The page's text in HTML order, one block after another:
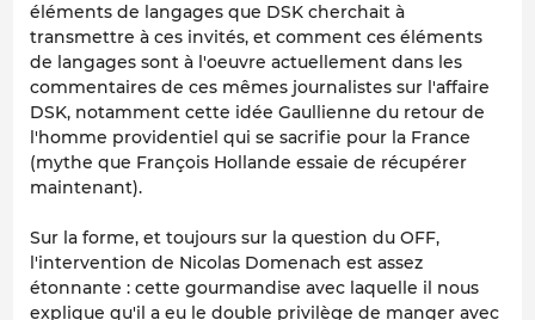
éléments de langages que DSK cherchait à
transmettre à ces invités, et comment ces éléments
de langages sont à l'oeuvre actuellement dans les
commentaires de ces mêmes journalistes sur l'affaire
DSK, notamment cette idée Gaullienne du retour de
l'homme providentiel qui se sacrifie pour la France
(mythe que François Hollande essaie de récupérer
maintenant).
Sur la forme, et toujours sur la question du OFF,
l'intervention de Nicolas Domenach est assez
étonnante : cette gourmandise avec laquelle il nous
explique qu'il a eu le double privilège de manger avec